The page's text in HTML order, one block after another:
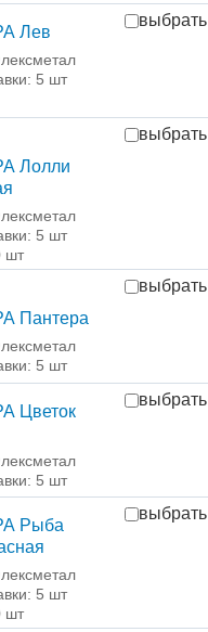
Лев
5 шт
выбрать
Лолли
5 шт
шт
выбрать
Пантера
5 шт
выбрать
Цветок
5 шт
выбрать
Рыба
5 шт
шт
выбрать